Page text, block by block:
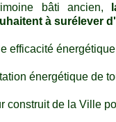
bâti ancien,
à surélever
efficacité
énergétique de
construit de la Ville